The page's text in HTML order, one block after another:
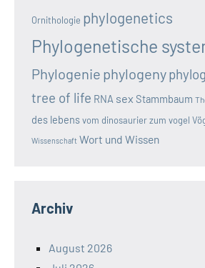
Ornithologie phylogenetics
Phylogenetische
Phylogenie phylogeny
tree of life RNA sex Stammbaum
des lebensvom dinosaurier zum vogel
Wissenschaft Wort und Wissen
Archiv
August 2026